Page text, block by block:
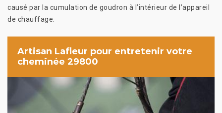
causé par la cumulation de goudron à l’intérieur de l’appareil
de chauffage.
Artisan Lafleur pour entretenir votre
cheminée 29800